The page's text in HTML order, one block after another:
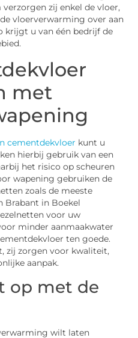
zij enkel de vloer,
vloerverwarming over aan
krijgt u van één bedrijf de
met
cementdekvloer kunt u
hierbij gebruik van een
het risico op scheuren
wapening gebruiken de
zoals de meeste
Brabant in Boekel
voor uw
minder aanmaakwater
ten goede.
zij zorgen voor kwaliteit,
aanpak.
op met de
wilt laten